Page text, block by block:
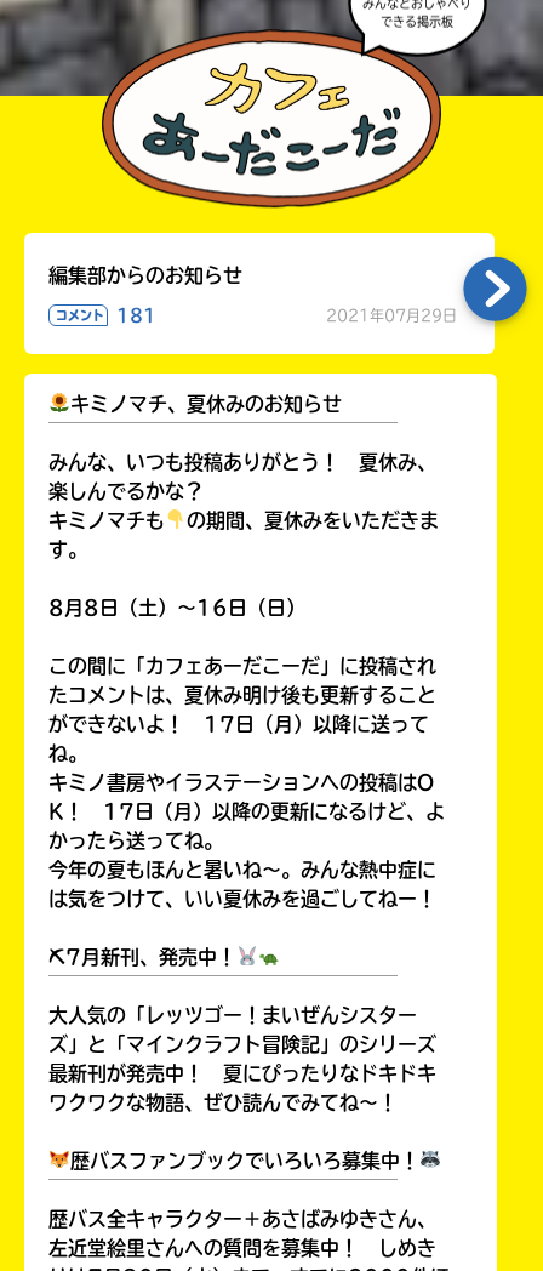
みんなとおしゃべり
できる掲示板
編集部からのお知らせ
コメント 181 2021年07月29日
キミノマチ、夏休みのお知らせ
みんな、いつも投稿ありがとう！ 夏休み、
楽しんでるかな？
キミノマチも
の期間、夏休みをいただきま
す。
8月8日（土）～16日（日）
この間に「カフェあーだこーだ」に投稿され
たコメントは、夏休み明け後も更新すること
ができないよ！ 17日（月）以降に送って
ね。
キミノ書房やイラステーションへの投稿はO
K！ 17日（月）以降の更新になるけど、よ
かったら送ってね。
今年の夏もほんと暑いね～。みんな熱中症に
は気をつけて、いい夏休みを過ごしてねー！
⛏7月新刊、発売中！
大人気の「レッツゴー！まいぜんシスター
ズ」と「マインクラフト冒険記」のシリーズ
最新刊が発売中！ 夏にぴったりなドキドキ
ワクワクな物語、ぜひ読んでみてね～！
歴バスファンブックでいろいろ募集中！
歴バス全キャラクター＋あさばみゆきさん、
左近堂絵里さんへの質問を募集中！ しめき